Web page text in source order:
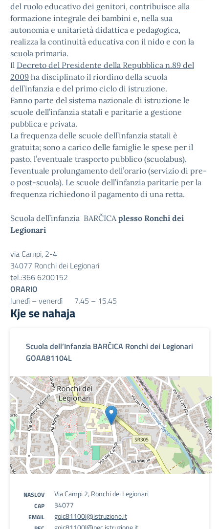
del ruolo educativo dei genitori, contribuisce alla
formazione integrale dei bambini e, nella sua
autonomia e unitarietà didattica e pedagogica,
realizza la continuità educativa con il nido e con la
scuola primaria.
Il Decreto del Presidente della Repubblica n.89 del
2009 ha disciplinato il riordino della scuola
dell’infanzia e del primo ciclo di istruzione.
Fanno parte del sistema nazionale di istruzione le
scuole dell’infanzia statali e paritarie a gestione
pubblica e privata.
La frequenza delle scuole dell’infanzia statali è
gratuita; sono a carico delle famiglie le spese per il
pasto, l’eventuale trasporto pubblico (scuolabus),
l’eventuale prolungamento dell’orario (servizio di pre-
o post-scuola). Le scuole dell’infanzia paritarie per la
frequenza richiedono il pagamento di una retta.
Scuola dell’infanzia BARČICAplesso Ronchi dei
Legionari
via Campi, 2-4
34077 Ronchi dei Legionari
tel.:366 6200152
ORARIO
lunedì – venerdì 7.45 – 15.45
Kje se nahaja
Scuola dell’Infanzia BARČICA Ronchi dei Legionari
GOAA81104L
NASLOV Via Campi 2, Ronchi dei Legionari
CAP 34077
EMAIL goic81100l@istruzione.it